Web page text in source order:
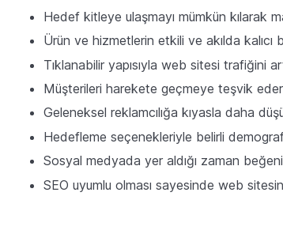
Hedef kitleye ulaşmayı mümkün kılarak
Ürün ve hizmetlerin etkili ve akılda kalıcı
Tıklanabilir yapısıyla web sitesi trafiğini
Müşterileri harekete geçmeye teşvik
Geleneksel reklamcılığa kıyasla daha
Hedefleme seçenekleriyle belirli
Sosyal medyada yer aldığı zaman
SEO uyumlu olması sayesinde web